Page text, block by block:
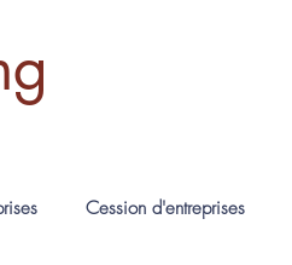
Cession d'entreprises